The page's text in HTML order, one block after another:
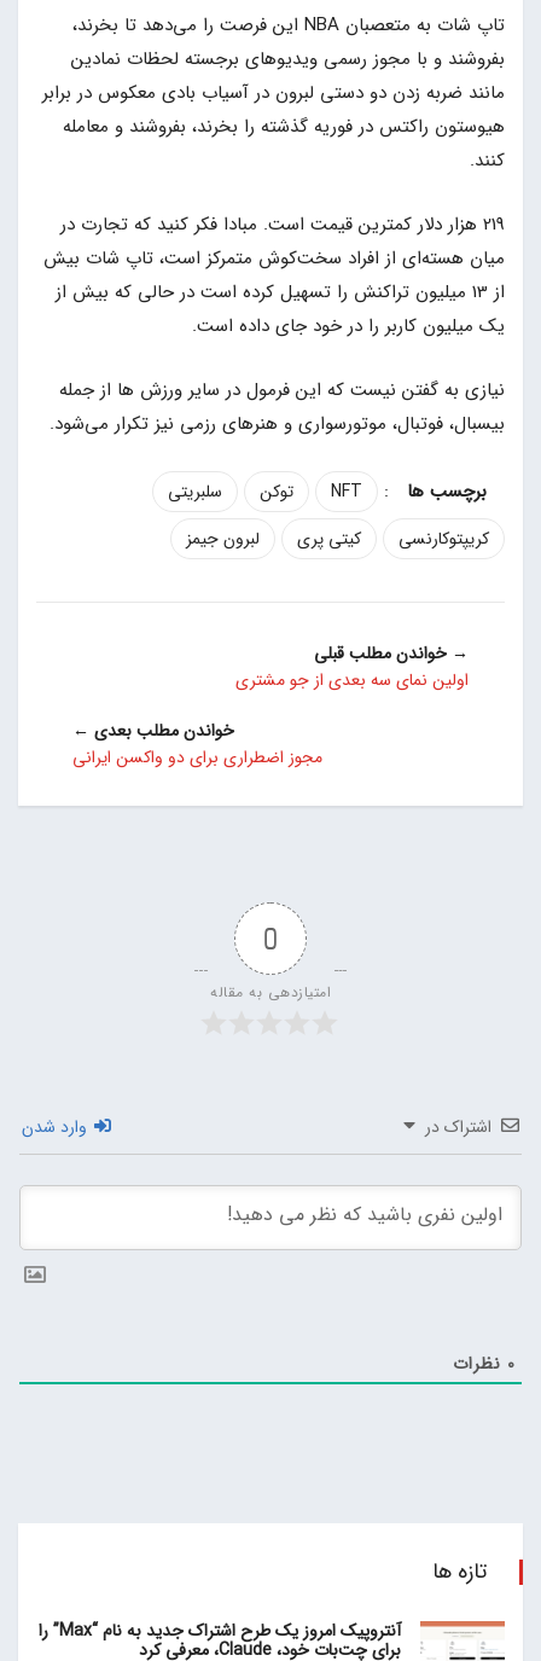
تاپ شات به متعصبان NBA این فرصت را می‌دهد تا بخرند،
بفروشند و با مجوز رسمی ویدیوهای برجسته لحظات نمادین
مانند ضربه زدن دو دستی لبرون در آسیاب بادی معکوس در برابر
هیوستون راکتس در فوریه گذشته را بخرند، بفروشند و معامله
کنند.
219 هزار دلار کمترین قیمت است. مبادا فکر کنید که تجارت در
میان هسته‌ای از افراد سخت‌کوش متمرکز است، تاپ شات بیش
از 13 میلیون تراکنش را تسهیل کرده است در حالی که بیش از
یک میلیون کاربر را در خود جای داده است.
نیازی به گفتن نیست که این فرمول در سایر ورزش ها از جمله
بیسبال، فوتبال، موتورسواری و هنرهای رزمی نیز تکرار می‌شود.
:
NFT توکن
سلبریتی
کریپتوکارنسی
کیتی پری لبرون جیمز
→ خواندن مطلب قبلی
اولین نمای سه بعدی از جو مشتری
خواندن مطلب بعدی ←
مجوز اضطراری برای دو واکسن‌ ایرانی
0
امتیازدهی به مقاله
اشتراک در وارد شدن
0 نظرات
تازه ها
آنتروپیک امروز یک طرح اشتراک جدید به نام “Max” را
برای چت‌بات خود، Claude، معرفی کرد